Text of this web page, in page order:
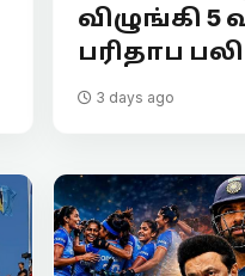
விழுங்கி 5
பரிதாப
3 days ago